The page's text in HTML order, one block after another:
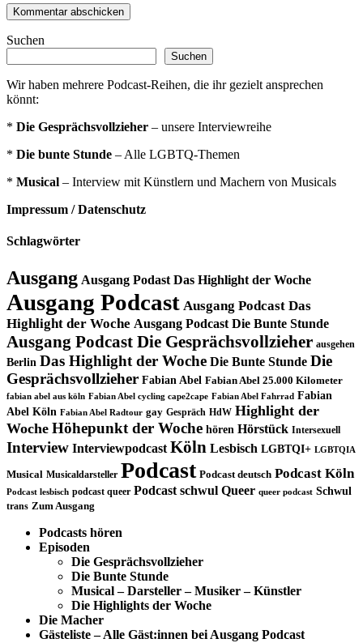
Suchen
Suchen
Wir haben mehrere Podcast-Reihen, die ihr gezielt ansprechen
könnt:
* Die Gesprächsvollzieher – unsere Interviewreihe
* Die bunte Stunde – Alle LGBTQ-Themen
* Musical – Interview mit Künstlern und Machern von Musicals
Impressum / Datenschutz
Schlagwörter
Ausgang Ausgang Podast Das Highlight der Woche
Ausgang Podcast Ausgang Podcast Das
Highlight der Woche Ausgang Podcast Die Bunte Stunde
Ausgang Podcast Die Gesprächsvollzieher ausgehen
Berlin Das Highlight der Woche Die Bunte Stunde Die
Gesprächsvollzieher Fabian Abel Fabian Abel 25.000 Kilometer
fabian abel aus köln Fabian Abel cycling cape2cape Fabian Abel Fahrrad Fabian
Abel Köln Fabian Abel Radtour gay Gespräch HdW Highlight der
Woche Höhepunkt der Woche hören Hörstück Intersexuell
Interview Interviewpodcast Köln Lesbisch LGBTQI+ LGBTQIA
Musical Musicaldarsteller Podcast Podcast deutsch Podcast Köln
Podcast lesbisch podcast queer Podcast schwul Queer queer podcast Schwul
trans Zum Ausgang
Podcasts hören
Episoden
Die Gesprächsvollzieher
Die Bunte Stunde
Musical – Darsteller – Musiker – Künstler
Die Highlights der Woche
Die Macher
Gästeliste – Alle Gäst:innen bei Ausgang Podcast